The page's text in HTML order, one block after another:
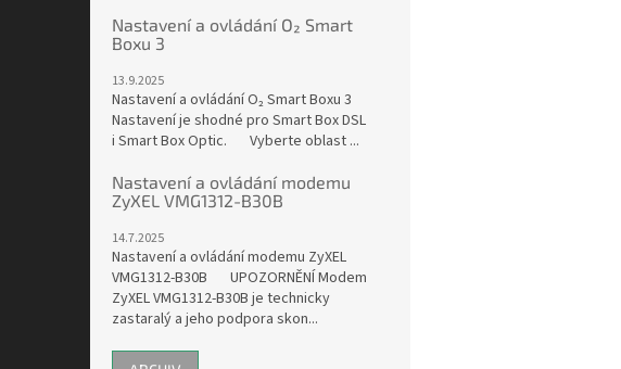
Nastavení a ovládání O₂ Smart
Boxu 3
13.9.2025
Nastavení a ovládání O₂ Smart Boxu 3
Nastavení je shodné pro Smart Box DSL
i Smart Box Optic. Vyberte oblast ...
Nastavení a ovládání modemu
ZyXEL VMG1312-B30B
14.7.2025
Nastavení a ovládání modemu ZyXEL
VMG1312-B30B UPOZORNĚNÍ Modem
ZyXEL VMG1312-B30B je technicky
zastaralý a jeho podpora skon...